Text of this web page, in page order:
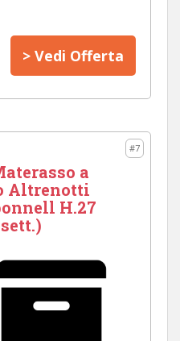
> Vedi Offerta
#7
a
Altrenotti
H.27